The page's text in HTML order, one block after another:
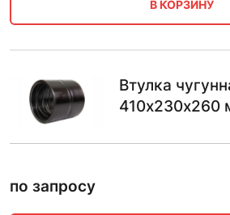
В КОРЗИНУ
Втулка
410х230х260
по запросу